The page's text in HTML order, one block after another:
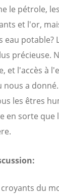
le pétrole,
et l'or,
eau potable?
précieuse.
et l'accès à
a
les êtres
en sorte que
du